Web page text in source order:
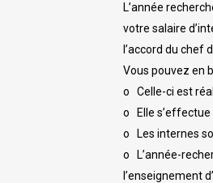
L’année
votre salaire
l’accord du chef
Vous pouvez en
o Celle-ci est
o Elle s’effectue
o Les internes
o L’année-
l’enseignement